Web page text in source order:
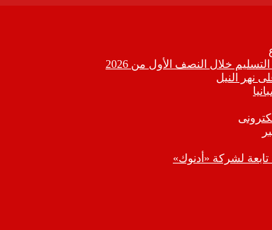
نهر النيل
تابعة لشركة «أدنوك»